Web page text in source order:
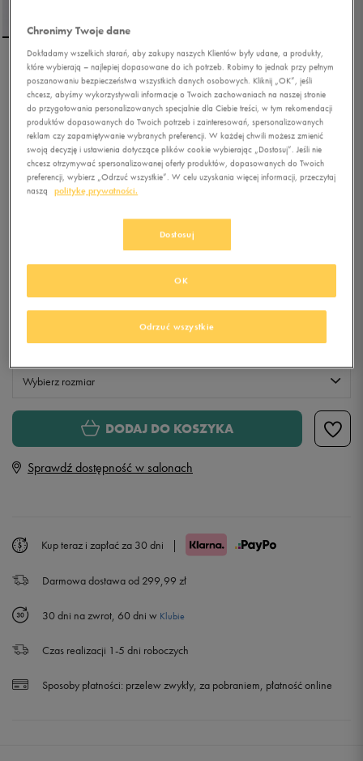
FILA SZORTY ARTUR
5.0 (3
99,99zł -70%(cena początkowa)
zł -25% (najniższa cena z 30 dni przed obniżką)
29,99złz Vat
Kolor:zielony
Wybierz rozmiar
Rozmiary EU Rozmiary US
XL
DODAJ DO KOSZYKA
Sprawdź dostępność w salonach
Kup teraz i zapłać za 30 dni |
Darmowa dostawa od 299,99 zł
30 dni na zwrot, 60 dni w Klubie
Czas realizacji 1-5 dni roboczych
Sposoby płatności: przelew zwykły, za pobraniem, płatność online
Chronimy Twoje dane
Dokładamy wszelkich starań, aby zakupy naszych Klientów były udane, a produkty,
które wybierają – najlepiej dopasowane do ich potrzeb. Robimy to jednak przy pełnym
poszanowaniu bezpieczeństwa wszystkich danych osobowych. Kliknij „OK”, jeśli
chcesz, abyśmy wykorzystywali informacje o Twoich zachowaniach na naszej stronie
do przygotowania personalizowanych specjalnie dla Ciebie treści, w tym rekomendacji
produktów dopasowanych do Twoich potrzeb i zainteresowań, spersonalizowanych
reklam czy zapamiętywanie wybranych preferencji. W każdej chwili możesz zmienić
swoją decyzję i ustawienia dotyczące plików cookie wybierając „Dostosuj”. Jeśli nie
chcesz otrzymywać spersonalizowanej oferty produktów, dopasowanych do Twoich
preferencji, wybierz „Odrzuć wszystkie”. W celu uzyskania więcej informacji, przeczytaj
naszą
politykę prywatności.
Dostosuj
Odrzuć wszystkie
OK